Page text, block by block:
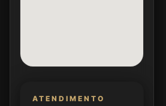
ATENDIMENTO